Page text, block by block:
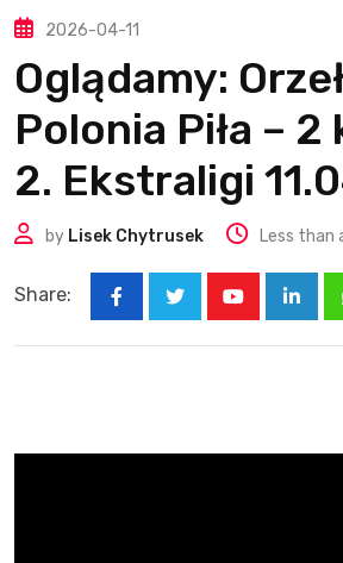
2026-04-11
Oglądamy:
Polonia Piła – 2
2. Ekstraligi
by Lisek Chytrusek Less than
Share: